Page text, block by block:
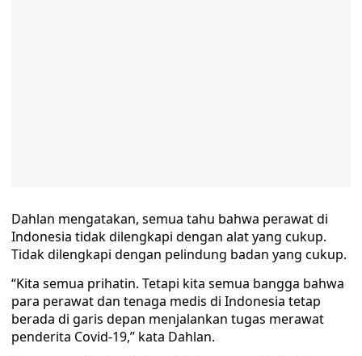
Dahlan mengatakan, semua tahu bahwa perawat di
Indonesia tidak dilengkapi dengan alat yang cukup.
Tidak dilengkapi dengan pelindung badan yang cukup.
“Kita semua prihatin. Tetapi kita semua bangga bahwa
para perawat dan tenaga medis di Indonesia tetap
berada di garis depan menjalankan tugas merawat
penderita Covid-19,” kata Dahlan.